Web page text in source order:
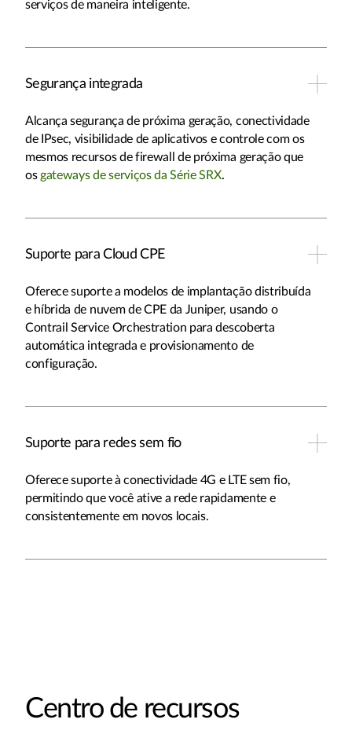
serviços de maneira inteligente.
Segurança integrada
Alcança segurança de próxima geração, conectividade
de IPsec, visibilidade de aplicativos e controle com os
mesmos recursos de firewall de próxima geração que
os gateways de serviços da Série SRX.
Suporte para Cloud CPE
Oferece suporte a modelos de implantação distribuída
e híbrida de nuvem de CPE da Juniper, usando o
Contrail Service Orchestration para descoberta
automática integrada e provisionamento de
configuração.
Suporte para redes sem fio
Oferece suporte à conectividade 4G e LTE sem fio,
permitindo que você ative a rede rapidamente e
consistentemente em novos locais.
Centro de recursos